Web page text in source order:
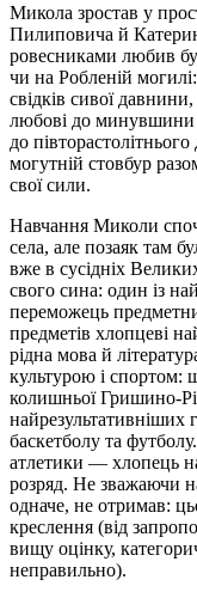
Микола зростав у
Пилиповича й
ровесниками любив
чи на Робленій
свідків сивої
любові до минувшини
до
могутній стовбур
свої сили.
Навчання Миколи
села, але позаяк там
вже в сусідніх
свого сина: один із
переможець
предметів хлопцеві
рідна мова й
культурою і спортом:
колишньої Гришино-
найрезультативніших
баскетболу та
атлетики — хлопець
розряд. Не зважаючи
одначе, не отримав:
креслення (від
вищу оцінку,
неправильно).